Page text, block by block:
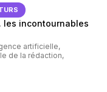
les incontournables
artificielle,
de la rédaction,